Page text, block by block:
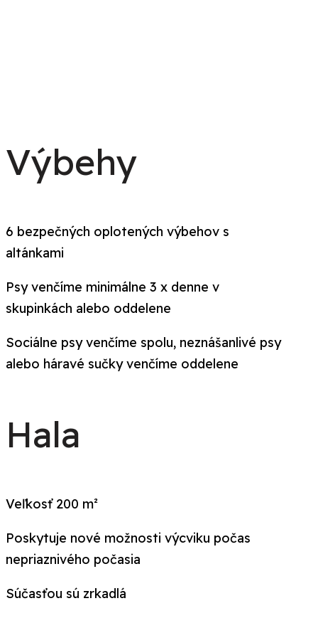
Výbehy
6 bezpečných oplotených výbehov s
altánkami
Psy venčíme minimálne 3 x denne v
skupinkách alebo oddelene
Sociálne psy venčíme spolu, neznášanlivé psy
alebo háravé sučky venčíme oddelene
Hala
Veľkosť 200 m²
Poskytuje nové možnosti výcviku počas
nepriaznivého počasia
Súčasťou sú zrkadlá